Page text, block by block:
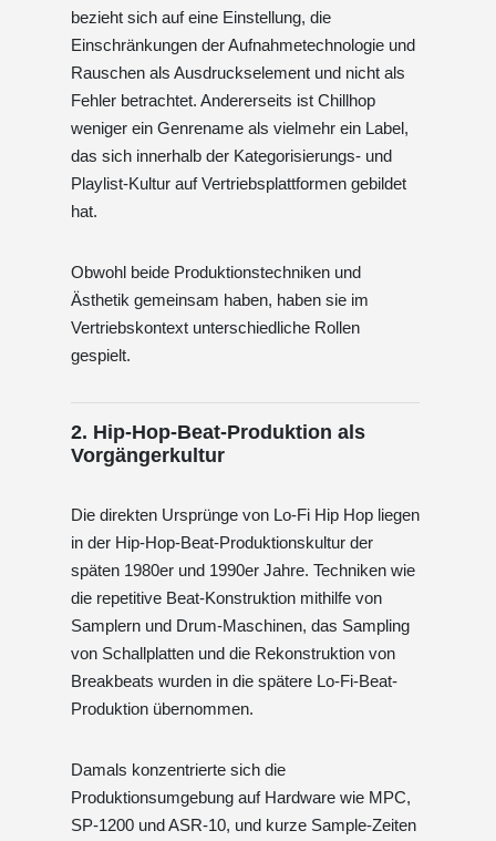
bezieht sich auf eine Einstellung, die
Einschränkungen der Aufnahmetechnologie und
Rauschen als Ausdruckselement und nicht als
Fehler betrachtet. Andererseits ist Chillhop
weniger ein Genrename als vielmehr ein Label,
das sich innerhalb der Kategorisierungs- und
Playlist-Kultur auf Vertriebsplattformen gebildet
hat.
Obwohl beide Produktionstechniken und
Ästhetik gemeinsam haben, haben sie im
Vertriebskontext unterschiedliche Rollen
gespielt.
2. Hip-Hop-Beat-Produktion als
Vorgängerkultur
Die direkten Ursprünge von Lo-Fi Hip Hop liegen
in der Hip-Hop-Beat-Produktionskultur der
späten 1980er und 1990er Jahre. Techniken wie
die repetitive Beat-Konstruktion mithilfe von
Samplern und Drum-Maschinen, das Sampling
von Schallplatten und die Rekonstruktion von
Breakbeats wurden in die spätere Lo-Fi-Beat-
Produktion übernommen.
Damals konzentrierte sich die
Produktionsumgebung auf Hardware wie MPC,
SP-1200 und ASR-10, und kurze Sample-Zeiten